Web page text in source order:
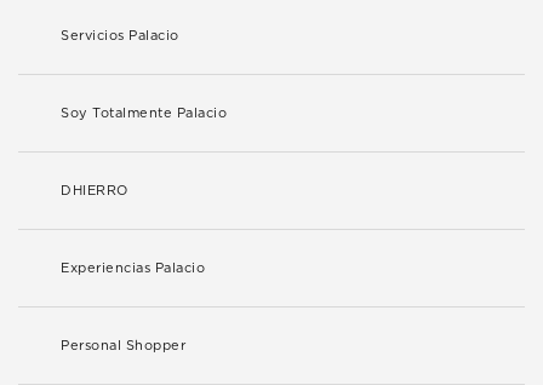
Servicios Palacio
Soy Totalmente Palacio
DHIERRO
Experiencias Palacio
Personal Shopper